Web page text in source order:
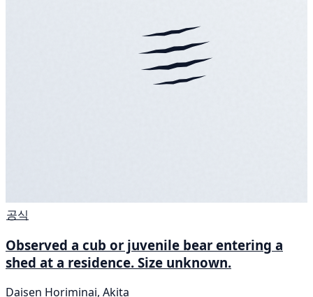
공식
Observed a cub or juvenile bear entering a
shed at a residence. Size unknown.
Daisen Horiminai, Akita